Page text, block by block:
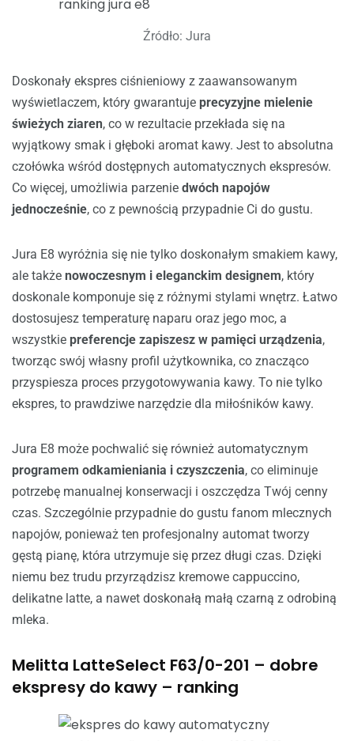
Źródło: Jura
Doskonały ekspres ciśnieniowy z zaawansowanym
wyświetlaczem, który gwarantuje precyzyjne mielenie
świeżych ziaren, co w rezultacie przekłada się na
wyjątkowy smak i głęboki aromat kawy. Jest to absolutna
czołówka wśród dostępnych automatycznych ekspresów.
Co więcej, umożliwia parzenie dwóch napojów
jednocześnie, co z pewnością przypadnie Ci do gustu.
Jura E8 wyróżnia się nie tylko doskonałym smakiem kawy,
ale także nowoczesnym i eleganckim designem, który
doskonale komponuje się z różnymi stylami wnętrz. Łatwo
dostosujesz temperaturę naparu oraz jego moc, a
wszystkie preferencje zapiszesz w pamięci urządzenia,
tworząc swój własny profil użytkownika, co znacząco
przyspiesza proces przygotowywania kawy. To nie tylko
ekspres, to prawdziwe narzędzie dla miłośników kawy.
Jura E8 może pochwalić się również automatycznym
programem odkamieniania i czyszczenia, co eliminuje
potrzebę manualnej konserwacji i oszczędza Twój cenny
czas. Szczególnie przypadnie do gustu fanom mlecznych
napojów, ponieważ ten profesjonalny automat tworzy
gęstą pianę, która utrzymuje się przez długi czas. Dzięki
niemu bez trudu przyrządzisz kremowe cappuccino,
delikatne latte, a nawet doskonałą małą czarną z odrobiną
mleka.
Melitta LatteSelect F63/0-201 – dobre
ekspresy do kawy – ranking